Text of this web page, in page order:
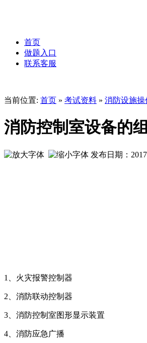
首页
做题入口
联系客服
当前位置: 首页 » 考试资料 » 消防设施操
消防控制室设备的
发布日期：
1、火灾报警控制器
2、消防联动控制器
3、消防控制室图形显示装置
4、消防应急广播